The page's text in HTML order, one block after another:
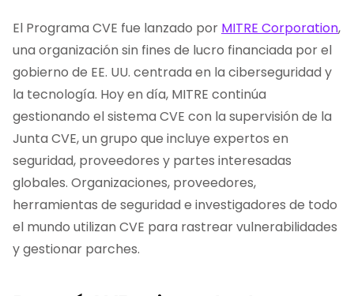
El Programa CVE fue lanzado por MITRE Corporation,
una organización sin fines de lucro financiada por el
gobierno de EE. UU. centrada en la ciberseguridad y
la tecnología. Hoy en día, MITRE continúa
gestionando el sistema CVE con la supervisión de la
Junta CVE, un grupo que incluye expertos en
seguridad, proveedores y partes interesadas
globales. Organizaciones, proveedores,
herramientas de seguridad e investigadores de todo
el mundo utilizan CVE para rastrear vulnerabilidades
y gestionar parches.